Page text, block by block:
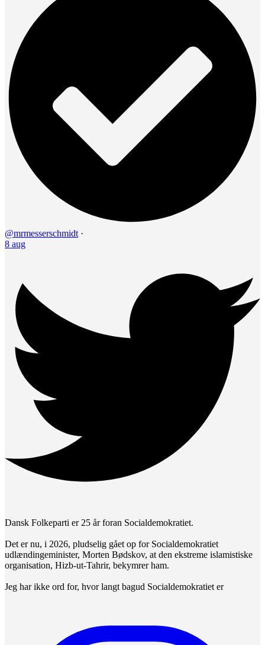
@mrmesserschmidt ·
8 aug
Dansk Folkeparti er 25 år foran Socialdemokratiet.
Det er nu, i 2026, pludselig gået op for Socialdemokratiet
udlændingeminister, Morten Bødskov, at den ekstreme islamistiske
organisation, Hizb-ut-Tahrir, bekymrer ham.
Jeg har ikke ord for, hvor langt bagud Socialdemokratiet er